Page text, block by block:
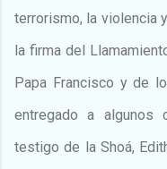
terrorismo, la violencia
la firma del
Papa Francisco y de
entregado a algunos
testigo de la Shoá,